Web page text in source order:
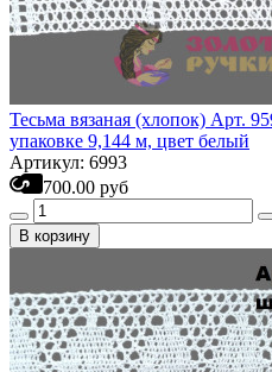
Тесьма вязаная (хлопок) Арт.
упаковке 9,144 м, цвет белый
Артикул: 6993
700.00 руб
В корзину